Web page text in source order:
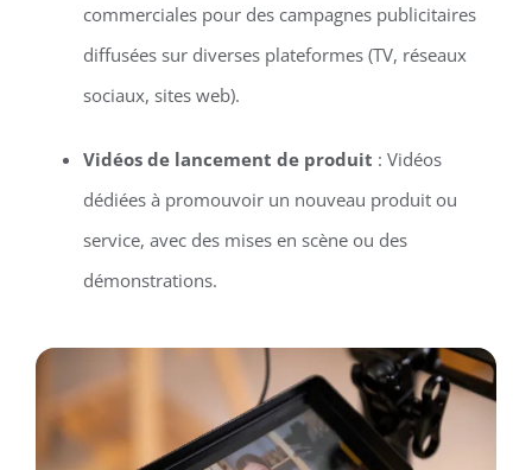
commerciales pour des campagnes publicitaires
diffusées sur diverses plateformes (TV, réseaux
sociaux, sites web).
Vidéos de lancement de produit : Vidéos
dédiées à promouvoir un nouveau produit ou
service, avec des mises en scène ou des
démonstrations.